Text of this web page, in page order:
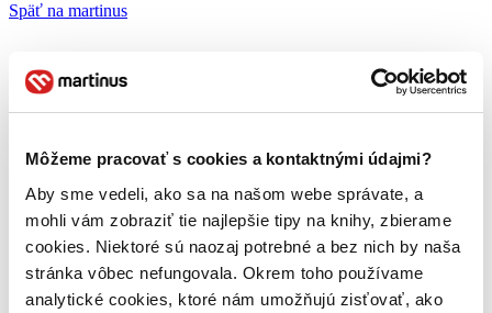
Môžeme pracovať s cookies a kontaktnými údajmi?
Aby sme vedeli, ako sa na našom webe správate, a
mohli vám zobraziť tie najlepšie tipy na knihy, zbierame
cookies. Niektoré sú naozaj potrebné a bez nich by naša
stránka vôbec nefungovala. Okrem toho používame
analytické cookies, ktoré nám umožňujú zisťovať, ako
Späť na martinus
Martinus blog
Náš príbeh
Náš zmysel
Galéria Martinusu
Sme B Corp